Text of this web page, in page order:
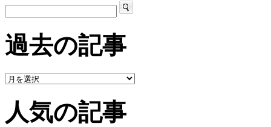
過去の記事
人気の記事